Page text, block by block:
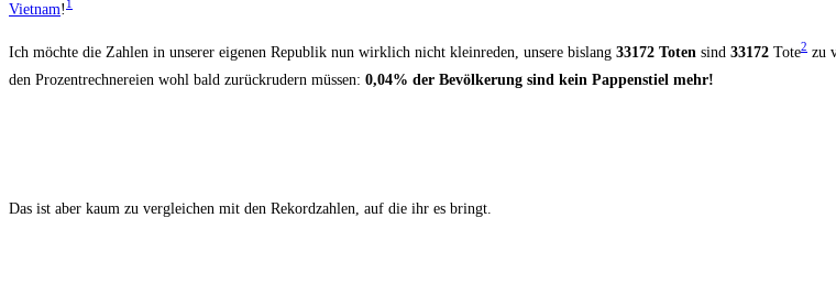
Viet­nam! 1
Ich möch­te die Zah­len in unse­rer eige­nen Repu­blik nun wirk­lich nicht klein­re­den, unse­re bis­lang 33172 Toten sind 33172 Tote2 zu
den Pro­zent­rech­ne­r­ei­en wohl bald zurück­ru­dern müs­sen: 0,04% der Bevöl­ke­rung sind kein Pap­pen­stiel mehr!
Das ist aber kaum zu ver­glei­chen mit den Rekord­zah­len, auf die ihr es bringt.